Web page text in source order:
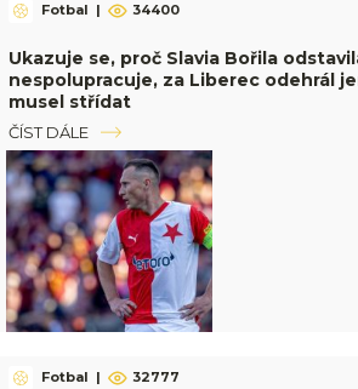
Fotbal | 34400
Ukazuje se, proč Slavia Bořila
nespolupracuje, za Liberec odehrál
musel střídat
ČÍST DÁLE
Fotbal | 32777